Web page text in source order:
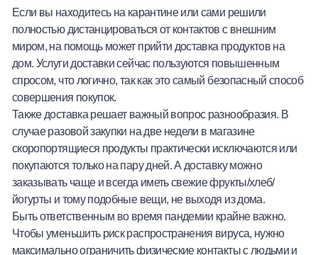
Если вы находитесь на карантине или сами решили
полностью дистанцироваться от контактов с внешним
миром, на помощь может прийти доставка продуктов на
дом. Услуги доставки сейчас пользуются повышенным
спросом, что логично, так как это самый безопасный способ
совершения покупок.
Также доставка решает важный вопрос разнообразия. В
случае разовой закупки на две недели в магазине
скоропортящиеся продукты практически исключаются или
покупаются только на пару дней. А доставку можно
заказывать чаще и всегда иметь свежие фрукты/хлеб/
йогурты и тому подобные вещи, не выходя из дома.
Быть ответственным во время пандемии крайне важно.
Чтобы уменьшить риск распространения вируса, нужно
максимально ограничить физические контакты с людьми и